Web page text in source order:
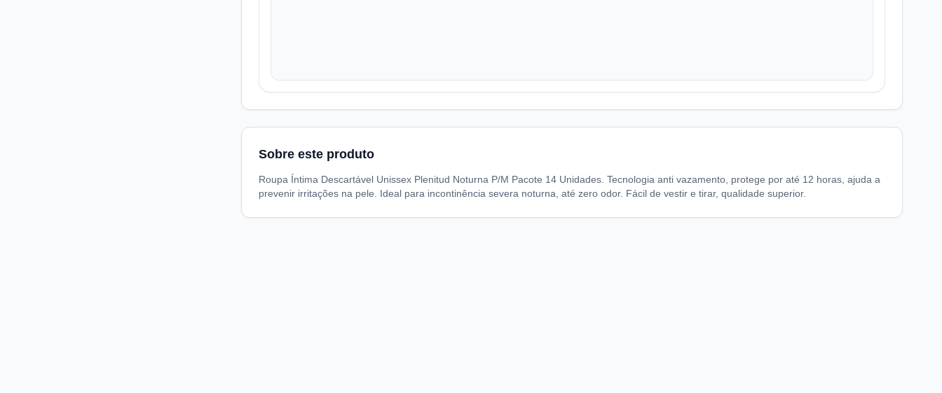
Sobre este produto
Roupa Íntima Descartável Unissex Plenitud Noturna P/M Pacote 14 Unidades. Tecnologia anti vazamento, protege por até 12 horas, ajuda a
prevenir irritações na pele. Ideal para incontinência severa noturna, até zero odor. Fácil de vestir e tirar, qualidade superior.